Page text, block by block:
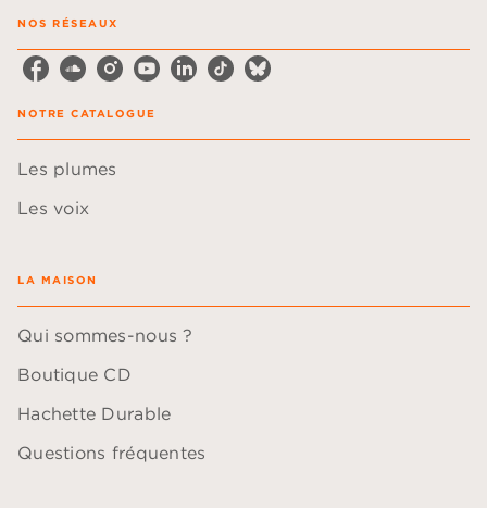
NOS RÉSEAUX
NOTRE CATALOGUE
Les plumes
Les voix
LA MAISON
Qui sommes-nous ?
Boutique CD
Hachette Durable
Questions fréquentes